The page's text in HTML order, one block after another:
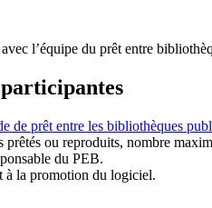
l’équipe du prêt entre
de prêt entre les bibliothèques
prêtés ou reproduits, nombre
du PEB.
à la promotion du logiciel.